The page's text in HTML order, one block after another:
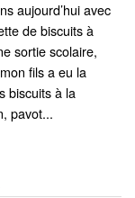
aujourd’hui avec
de biscuits à
sortie scolaire,
fils a eu la
biscuits à la
pavot...